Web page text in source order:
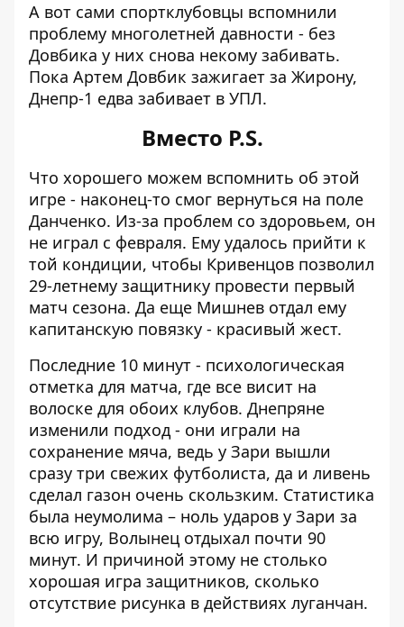
А вот сами спортклубовцы вспомнили
проблему многолетней давности - без
Довбика у них снова некому забивать.
Пока Артем Довбик зажигает за Жирону,
Днепр-1 едва забивает в УПЛ.
Вместо P.S.
Что хорошего можем вспомнить об этой
игре - наконец-то смог вернуться на поле
Данченко. Из-за проблем со здоровьем, он
не играл с февраля. Ему удалось прийти к
той кондиции, чтобы Кривенцов позволил
29-летнему защитнику провести первый
матч сезона. Да еще Мишнев отдал ему
капитанскую повязку - красивый жест.
Последние 10 минут - психологическая
отметка для матча, где все висит на
волоске для обоих клубов. Днепряне
изменили подход - они играли на
сохранение мяча, ведь у Зари вышли
сразу три свежих футболиста, да и ливень
сделал газон очень скользким. Статистика
была неумолима – ноль ударов у Зари за
всю игру, Волынец отдыхал почти 90
минут. И причиной этому не столько
хорошая игра защитников, сколько
отсутствие рисунка в действиях луганчан.